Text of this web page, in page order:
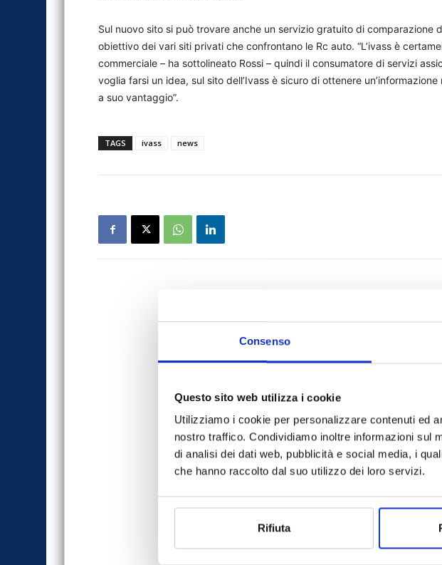
Consenso
Questo sito web utilizza i cookie
Utilizziamo i cookie per personalizzare contenuti ed
nostro traffico. Condividiamo inoltre informazioni sul
di analisi dei dati web, pubblicità e social media, i
che hanno raccolto dal suo utilizzo dei loro servizi.
Rifiuta
Sul nuovo sito si può trovare anche un servizio gratuito di comparazione
obiettivo dei vari siti privati che confrontano le Rc auto. “L’ivass è
commerciale – ha sottolineato Rossi – quindi il consumatore di servizi
voglia farsi un idea, sul sito dell’Ivass è sicuro di ottenere
a suo vantaggio”.
TAGS ivass news